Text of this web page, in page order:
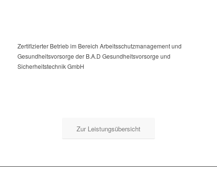
Zertifizierter Betrieb im Bereich Arbeitsschutzmanagement und
Gesundheitsvorsorge der B.A.D Gesundheitsvorsorge und
Sicherheitstechnik GmbH
Zur Leistungsübersicht